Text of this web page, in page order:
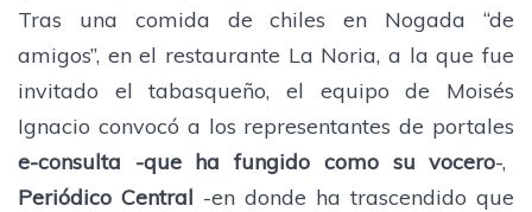
Tras una comida de chiles en Nogada “de
amigos”, en el restaurante La Noria, a la que fue
invitado el tabasqueño, el equipo de Moisés
Ignacio convocó a los representantes de portales
e-consulta -que ha fungido como su vocero-,
Periódico Central -en donde ha trascendido que